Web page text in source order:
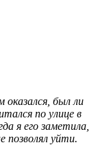
был ли
по улице в
я его заметила,
позволял уйти.